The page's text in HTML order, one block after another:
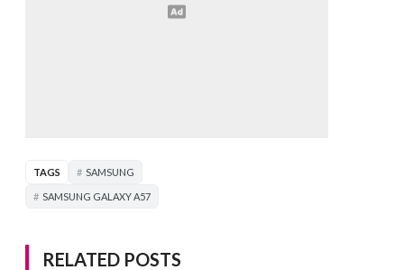
TAGS SAMSUNG
SAMSUNG GALAXY A57
RELATED POSTS